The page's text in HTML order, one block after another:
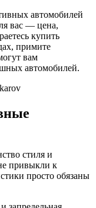
автомобилей
вас — цена,
купить
примите
вам
автомобилей.
стиля и
привыкли к
просто обязаны